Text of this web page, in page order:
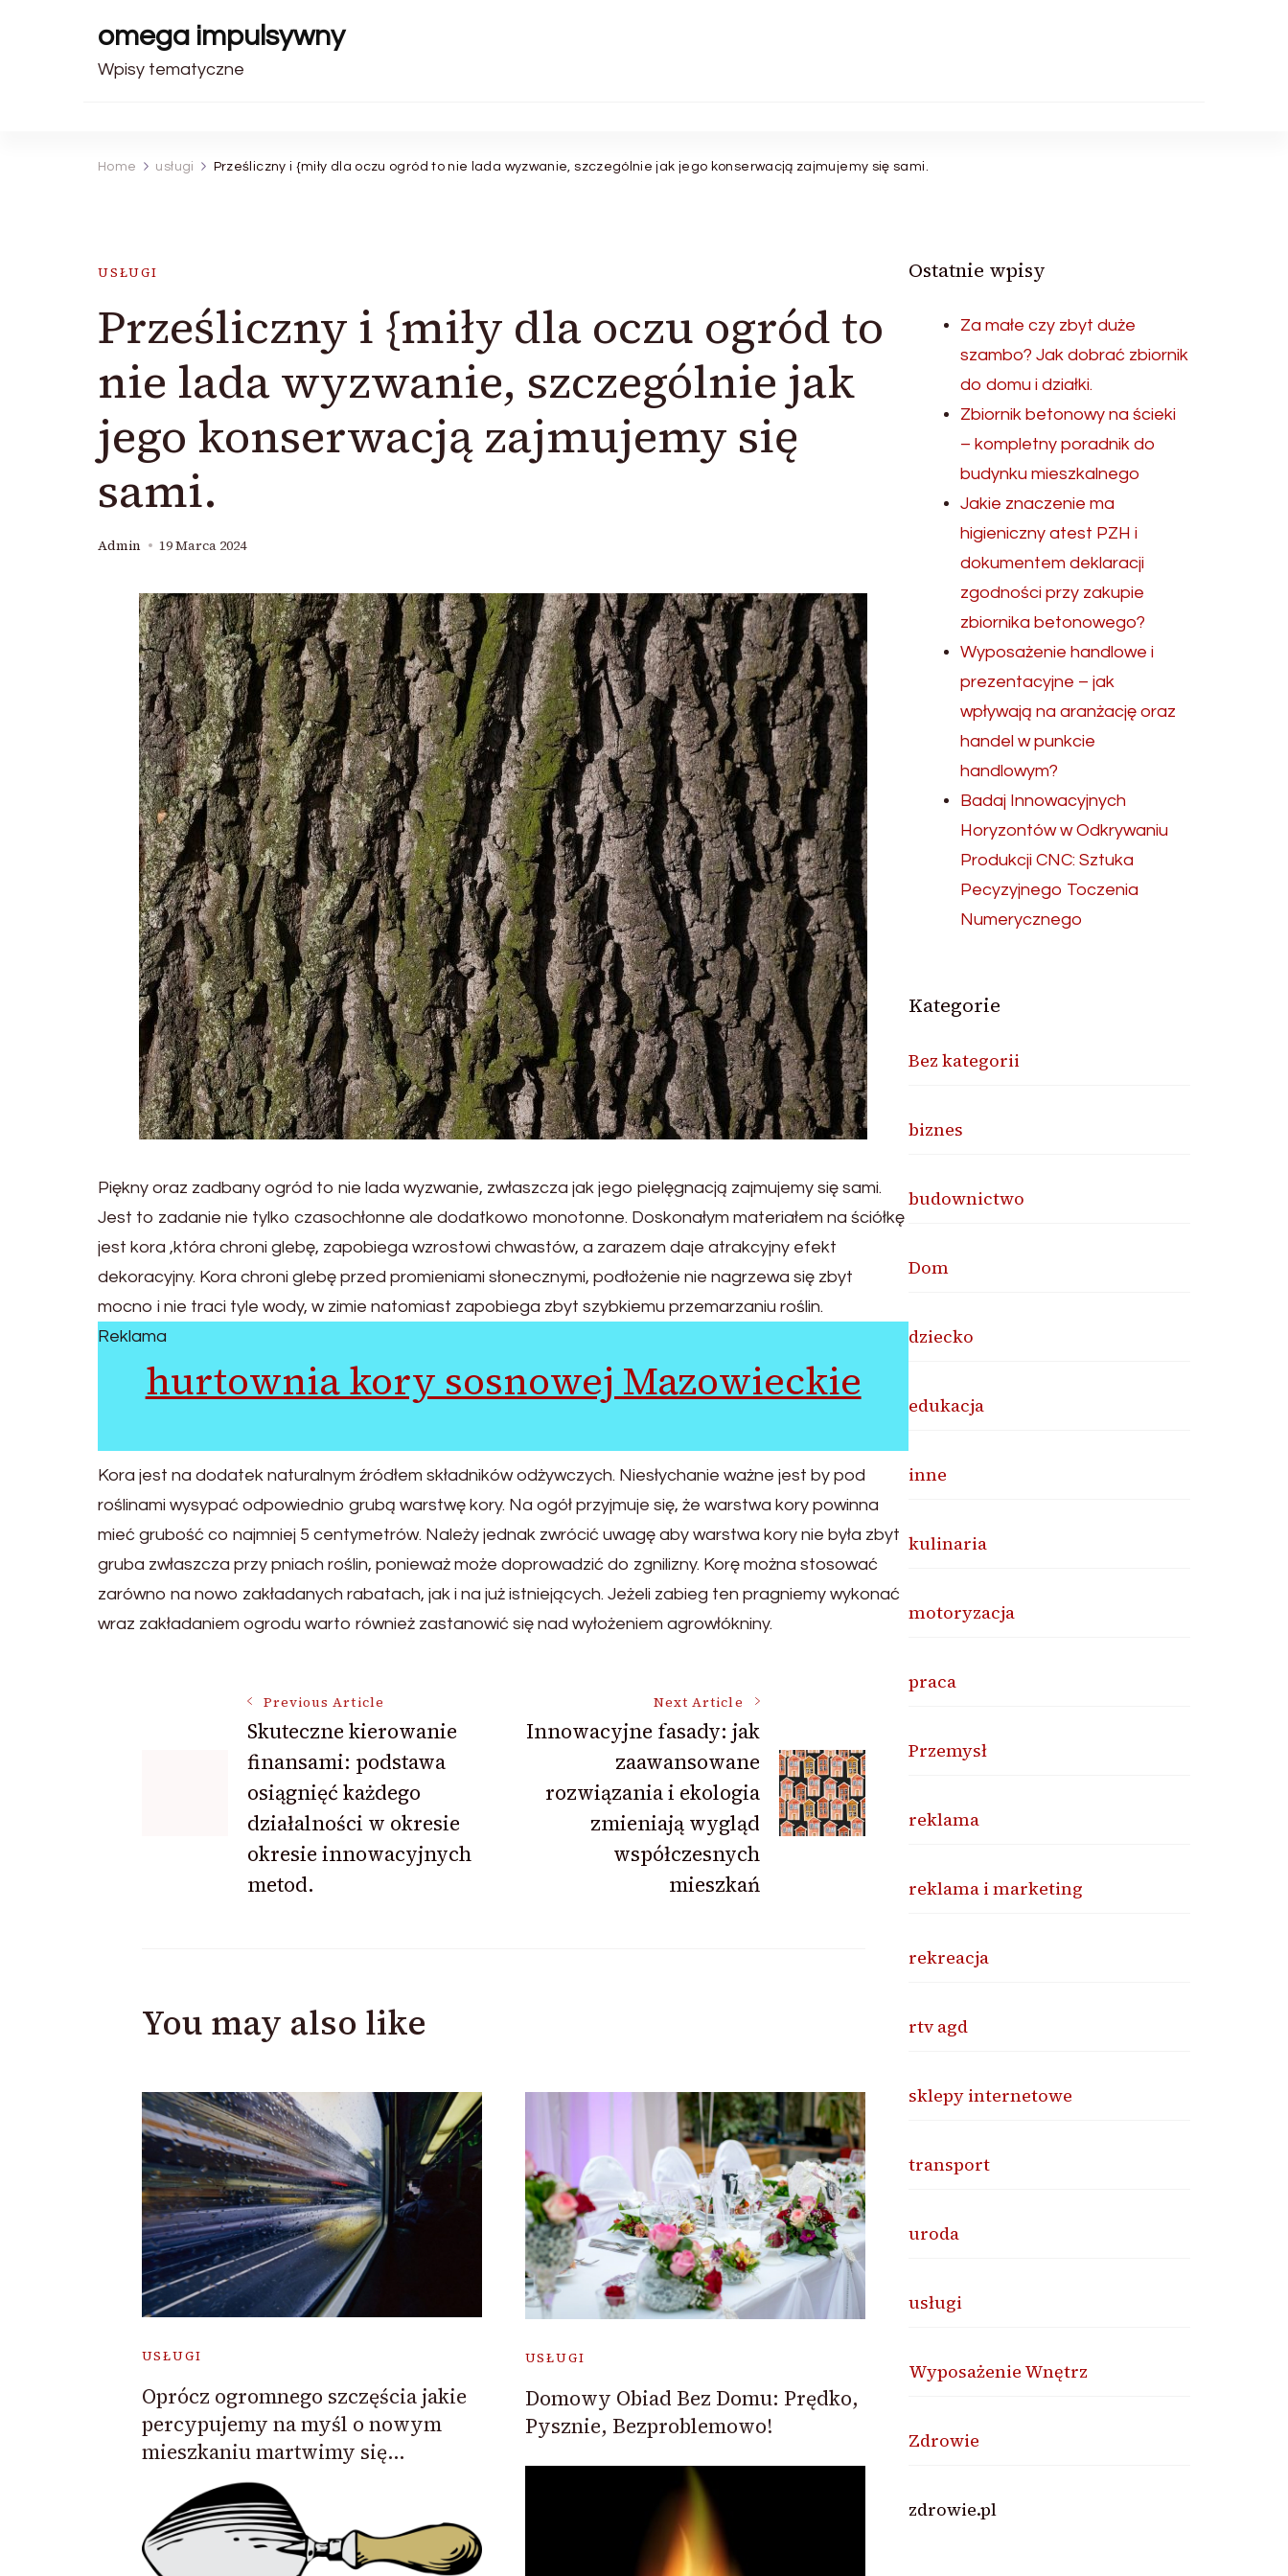
omega impulsywny
Wpisy tematyczne
Home usługi Prześliczny i {miły dla oczu ogród to nie lada wyzwanie, szczególnie jak jego konserwacją zajmujemy się sami.
USŁUGI
Prześliczny i {miły dla oczu ogród to
nie lada wyzwanie, szczególnie jak
jego konserwacją zajmujemy się
sami.
Admin 19 Marca 2024
Piękny oraz zadbany ogród to nie lada wyzwanie, zwłaszcza jak jego pielęgnacją zajmujemy się sami.
Jest to zadanie nie tylko czasochłonne ale dodatkowo monotonne. Doskonałym materiałem na ściółkę
jest kora ,która chroni glebę, zapobiega wzrostowi chwastów, a zarazem daje atrakcyjny efekt
dekoracyjny. Kora chroni glebę przed promieniami słonecznymi, podłożenie nie nagrzewa się zbyt
mocno i nie traci tyle wody, w zimie natomiast zapobiega zbyt szybkiemu przemarzaniu roślin.
Reklama
hurtownia kory sosnowej Mazowieckie
Kora jest na dodatek naturalnym źródłem składników odżywczych. Niesłychanie ważne jest by pod
roślinami wysypać odpowiednio grubą warstwę kory. Na ogół przyjmuje się, że warstwa kory powinna
mieć grubość co najmniej 5 centymetrów. Należy jednak zwrócić uwagę aby warstwa kory nie była zbyt
gruba zwłaszcza przy pniach roślin, ponieważ może doprowadzić do zgnilizny. Korę można stosować
zarówno na nowo zakładanych rabatach, jak i na już istniejących. Jeżeli zabieg ten pragniemy wykonać
wraz zakładaniem ogrodu warto również zastanowić się nad wyłożeniem agrowłókniny.
Navigation
Previous Article
Skuteczne kierowanie
finansami: podstawa
osiągnięć każdego
działalności w okresie
okresie innowacyjnych
metod.
Next Article
Innowacyjne fasady: jak
zaawansowane
rozwiązania i ekologia
zmieniają wygląd
współczesnych
mieszkań
You may also like
USŁUGI
Oprócz ogromnego szczęścia jakie
percypujemy na myśl o nowym
mieszkaniu martwimy się…
USŁUGI
Domowy Obiad Bez Domu: Prędko,
Pysznie, Bezproblemowo!
Ostatnie wpisy
Za małe czy zbyt duże
szambo? Jak dobrać zbiornik
do domu i działki.
Zbiornik betonowy na ścieki
– kompletny poradnik do
budynku mieszkalnego
Jakie znaczenie ma
higieniczny atest PZH i
dokumentem deklaracji
zgodności przy zakupie
zbiornika betonowego?
Wyposażenie handlowe i
prezentacyjne – jak
wpływają na aranżację oraz
handel w punkcie
handlowym?
Badaj Innowacyjnych
Horyzontów w Odkrywaniu
Produkcji CNC: Sztuka
Pecyzyjnego Toczenia
Numerycznego
Kategorie
Bez kategorii
biznes
budownictwo
Dom
dziecko
edukacja
inne
kulinaria
motoryzacja
praca
Przemysł
reklama
reklama i marketing
rekreacja
rtv agd
sklepy internetowe
transport
uroda
usługi
Wyposażenie Wnętrz
Zdrowie
zdrowie.pl